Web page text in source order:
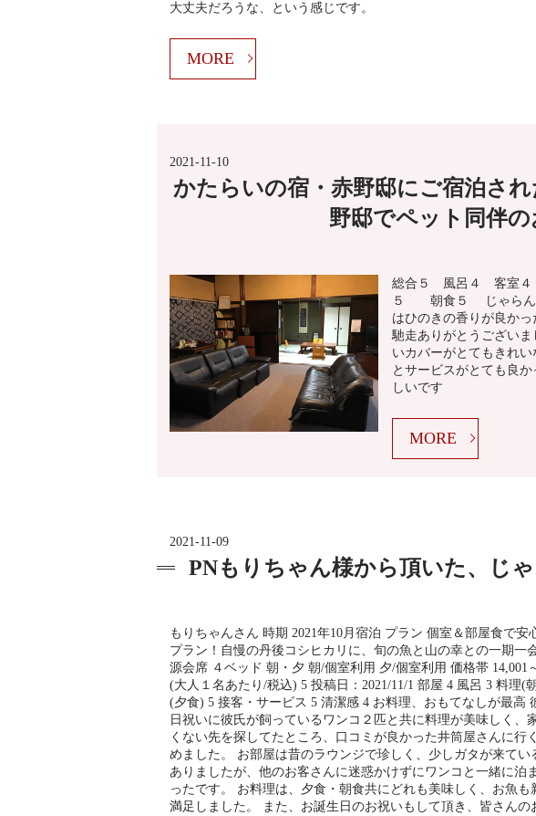
大丈夫だろうな、という感じです。
MORE
2021-11-10
かたらいの宿・赤野邸にご宿泊さ
野邸でペット同伴の
総合５ 風呂４ 客室
５ 朝食５ じゃらんの
はひのきの香りが良か
馳走ありがとうござい
いカバーがとてもきれ
とサービスがとても良
しいです
MORE
2021-11-09
PNもりちゃん様から頂いた、じ
もりちゃんさん 時期 2021年10月宿泊 プラン 個室＆部屋食で安
プラン！自慢の丹後コシヒカリに、旬の魚と山の幸との一期一
源会席 ４ベッド 朝・夕 朝/個室利用 夕/個室利用 価格帯 14,001
(大人１名あたり/税込) 5 投稿日：2021/11/1 部屋 4 風呂 3 料理(
(夕食) 5 接客・サービス 5 清潔感 4 お料理、おもてなしが最高
日祝いに彼氏が飼っているワンコ２匹と共に料理が美味しく、
くない先を探してたところ、口コミが良かった井筒屋さんに行
めました。 お部屋は昔のラウンジで珍しく、少しガタが来てい
ありましたが、他のお客さんに迷惑かけずにワンコと一緒に泊
ったです。 お料理は、夕食・朝食共にどれも美味しく、お魚も
満足しました。 また、お誕生日のお祝いもして頂き、皆さんの